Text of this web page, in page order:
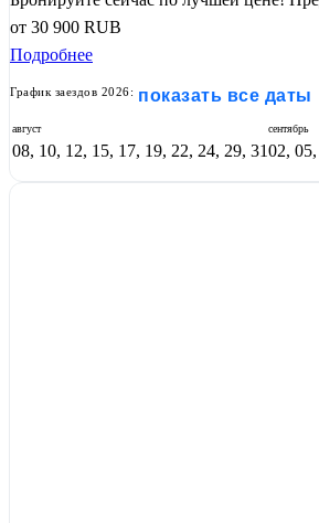
от 30 900 RUB
Подробнее
График заездов 2026: показать все даты
август
08, 10, 12, 15, 17, 19, 22, 24, 29, 31
сентябрь
02,